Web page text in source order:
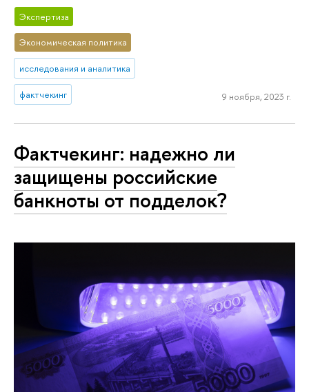
Экспертиза
Экономическая политика
исследования и аналитика
фактчекинг 9 ноября, 2023 г.
Фактчекинг: надежно ли
защищены российские
банкноты от подделок?